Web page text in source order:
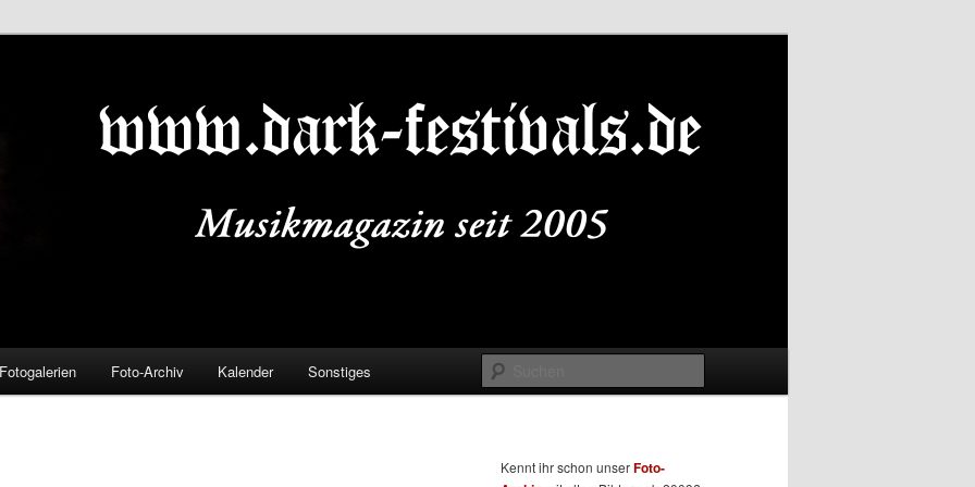
Fotogalerien Foto-Archiv Kalender Sonstiges
Kennt ihr schon unserFoto-